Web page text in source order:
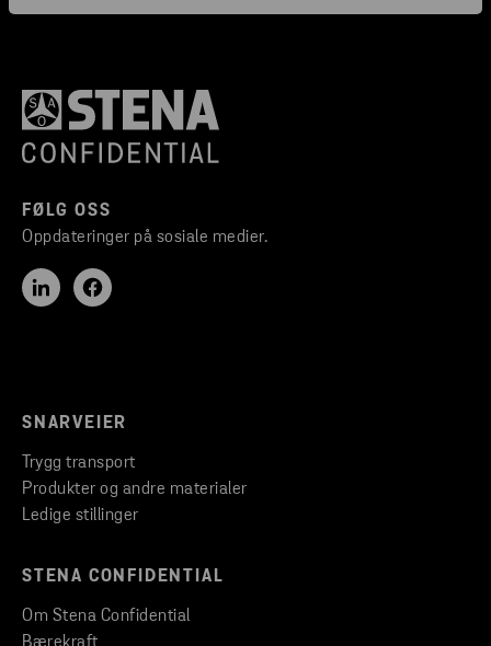
FØLG OSS
Oppdateringer på sosiale medier.
SNARVEIER
Trygg transport
Produkter og andre materialer
Ledige stillinger
STENA CONFIDENTIAL
Om Stena Confidential
Bærekraft